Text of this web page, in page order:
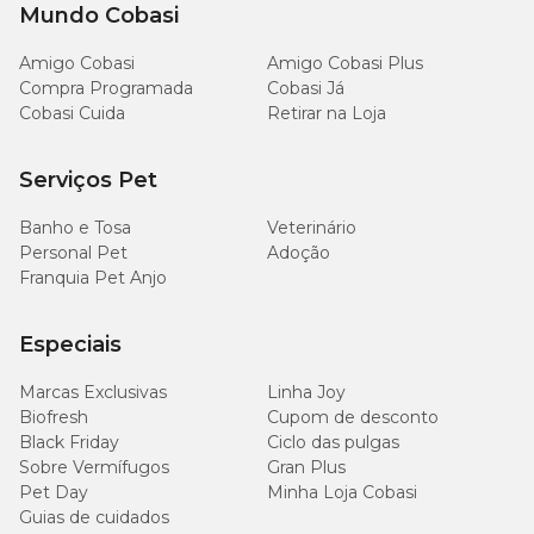
Alegre/RS;
Cobasi Asa Norte:
SEPN Comércio Residencial Norte 516
Conjunto E, S/N Loja 53 - Asa Norte, Brasília/DF;
Boa Viagem, Recife/PE;
Cobasi Iguatemi Fortaleza:Av. Washington Soares, 85 -
loja d - Edson Queiroz, Fortaleza/CE;
Cobasi Imigrantes:
Cobasi Campinas Shopping Galleria:
Cobasi Alto De Pinheiros:Rua General Furtado
Nascimento, 66 - Alto de Pinheiros, São Paulo/SP;
Rua Maria Prestes Maia, 527 - Vila
Guilherme, São Paulo/SP;
Mundo Cobasi
Amigo Cobasi
Amigo Cobasi Plus
Compra Programada
Cobasi Já
Cobasi Cuida
Retirar na Loja
Serviços Pet
Banho e Tosa
Veterinário
Personal Pet
Adoção
Franquia Pet Anjo
Especiais
Marcas Exclusivas
Linha Joy
Biofresh
Cupom de desconto
Black Friday
Ciclo das pulgas
Sobre Vermífugos
Gran Plus
Pet Day
Minha Loja Cobasi
Guias de cuidados